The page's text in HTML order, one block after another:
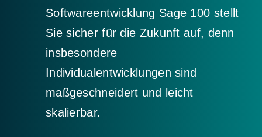
Softwareentwicklung Sage 100 stellt
Sie sicher für die Zukunft auf, denn
insbesondere
Individualentwicklungen sind
maßgeschneidert und leicht
skalierbar.